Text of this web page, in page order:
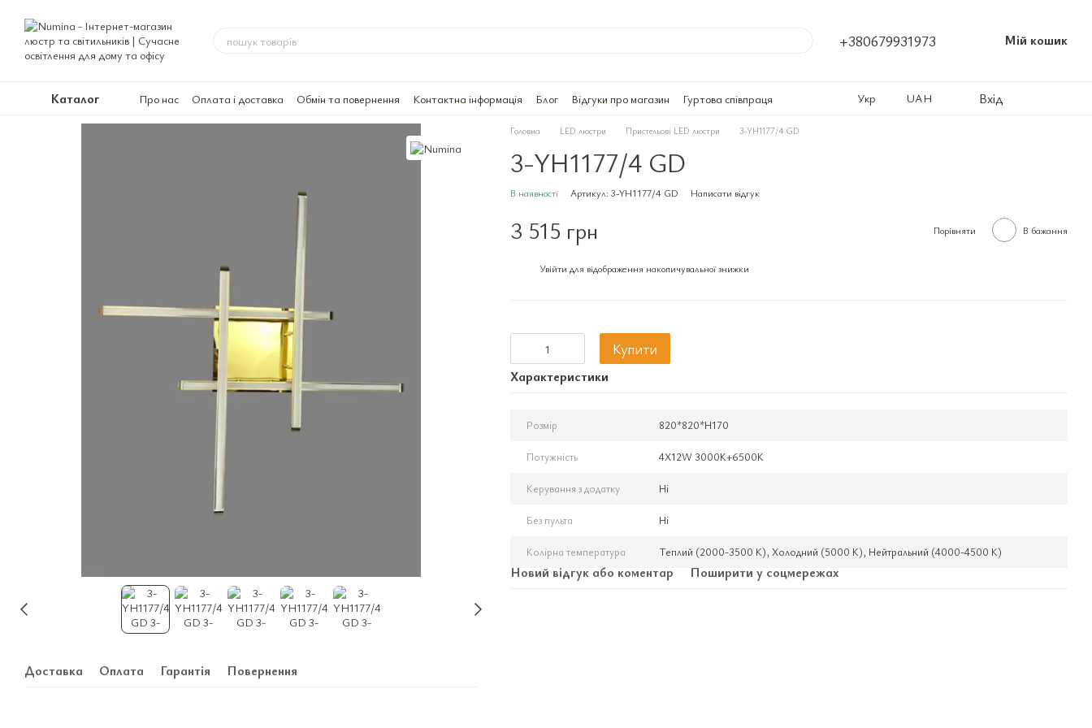
+380679931973 Мій кошик
Каталог Про нас Оплата і доставка Обмін та повернення Контактна інформація Блог Відгуки про магазин Гуртова співпраця Укр UAH Вхід
Доставка Оплата Гарантія Повернення
Головна LED люстри Пристельові LED люстри 3-YH1177/4 GD
3-YH1177/4 GD
В наявності Артикул: 3-YH1177/4 GD Написати відгук
3 515 грн Порівняти В бажання
Увійти для відображення накопичувальної знижки
Купити
Характеристики
Розмір 820*820*H170
Потужність 4X12W 3000K+6500K
Керування з додатку Ні
Без пульта Ні
Колірна температура Теплий (2000-3500 К), Холодний (5000 К), Нейтральний (4000-4500 К)
Новий відгук або коментар Поширити у соцмережах